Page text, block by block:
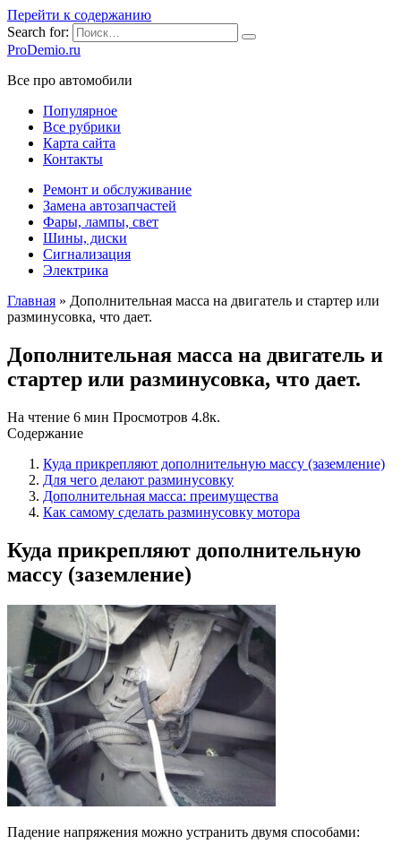
Перейти к содержанию
Search for:
ProDemio.ru
Все про автомобили
Популярное
Все рубрики
Карта сайта
Контакты
Ремонт и обслуживание
Замена автозапчастей
Фары, лампы, свет
Шины, диски
Сигнализация
Электрика
Главная » Дополнительная масса на двигатель и стартер или
разминусовка, что дает.
Дополнительная масса на двигатель и
стартер или разминусовка, что дает.
На чтение 6 мин Просмотров 4.8к.
Содержание
Куда прикрепляют дополнительную массу (заземление)
Для чего делают разминусовку
Дополнительная масса: преимущества
Как самому сделать разминусовку мотора
Куда прикрепляют дополнительную
массу (заземление)
Падение напряжения можно устранить двумя способами: